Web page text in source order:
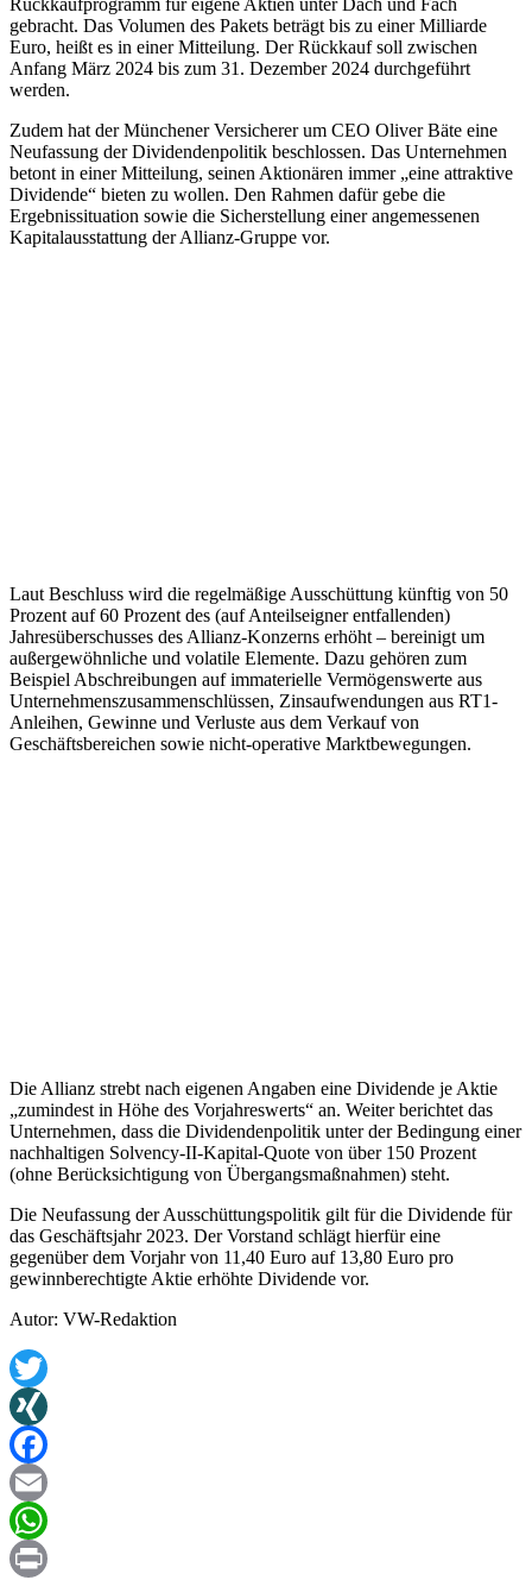
Rückkaufprogramm für eigene Aktien unter Dach und Fach
gebracht. Das Volumen des Pakets beträgt bis zu einer Milliarde
Euro, heißt es in einer Mitteilung. Der Rückkauf soll zwischen
Anfang März 2024 bis zum 31. Dezember 2024 durchgeführt
werden.
Zudem hat der Münchener Versicherer um CEO Oliver Bäte eine
Neufassung der Dividendenpolitik beschlossen. Das Unternehmen
betont in einer Mitteilung, seinen Aktionären immer „eine attraktive
Dividende“ bieten zu wollen. Den Rahmen dafür gebe die
Ergebnissituation sowie die Sicherstellung einer angemessenen
Kapitalausstattung der Allianz-Gruppe vor.
Laut Beschluss wird die regelmäßige Ausschüttung künftig von 50
Prozent auf 60 Prozent des (auf Anteilseigner entfallenden)
Jahresüberschusses des Allianz-Konzerns erhöht – bereinigt um
außergewöhnliche und volatile Elemente. Dazu gehören zum
Beispiel Abschreibungen auf immaterielle Vermögenswerte aus
Unternehmenszusammenschlüssen, Zinsaufwendungen aus RT1-
Anleihen, Gewinne und Verluste aus dem Verkauf von
Geschäftsbereichen sowie nicht-operative Marktbewegungen.
Die Allianz strebt nach eigenen Angaben eine Dividende je Aktie
„zumindest in Höhe des Vorjahreswerts“ an. Weiter berichtet das
Unternehmen, dass die Dividendenpolitik unter der Bedingung einer
nachhaltigen Solvency-II-Kapital-Quote von über 150 Prozent
(ohne Berücksichtigung von Übergangsmaßnahmen) steht.
Die Neufassung der Ausschüttungspolitik gilt für die Dividende für
das Geschäftsjahr 2023. Der Vorstand schlägt hierfür eine
gegenüber dem Vorjahr von 11,40 Euro auf 13,80 Euro pro
gewinnberechtigte Aktie erhöhte Dividende vor.
Autor: VW-Redaktion
Twitter
XING
Facebook
Email
WhatsApp